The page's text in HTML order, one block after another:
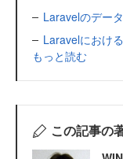
Laravelのデー
Laravelにおけ
もっと読む
この記事の